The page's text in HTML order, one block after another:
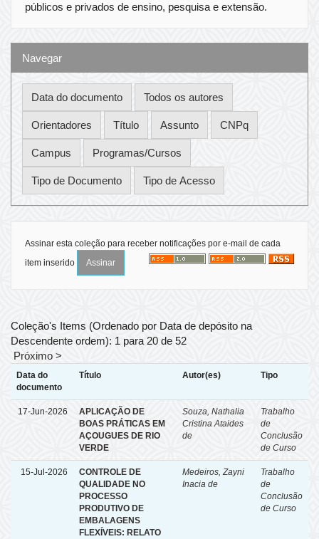
públicos e privados de ensino, pesquisa e extensão.
Navegar
Assinar esta coleção para receber notificações por e-mail de cada
item inserido
Coleção's Items (Ordenado por Data de depósito na
Descendente ordem): 1 para 20 de 52
Próximo >
Data do
documento
Título Autor(es) Tipo
17-Jun-2026
APLICAÇÃO DE
BOAS PRÁTICAS EM
AÇOUGUES DE RIO
VERDE
Souza, Nathalia
Cristina Ataides
de
Trabalho
de
Conclusão
de Curso
15-Jul-2026
CONTROLE DE
QUALIDADE NO
PROCESSO
PRODUTIVO DE
EMBALAGENS
FLEXÍVEIS: RELATO
Medeiros, Zayni
Inacia de
Trabalho
de
Conclusão
de Curso